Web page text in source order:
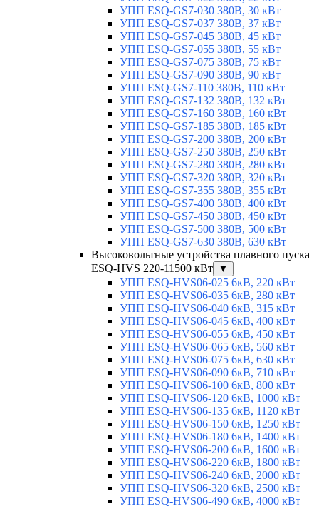
УПП ESQ-GS7-030 380В, 30 кВт
УПП ESQ-GS7-037 380В, 37 кВт
УПП ESQ-GS7-045 380В, 45 кВт
УПП ESQ-GS7-055 380В, 55 кВт
УПП ESQ-GS7-075 380В, 75 кВт
УПП ESQ-GS7-090 380В, 90 кВт
УПП ESQ-GS7-110 380В, 110 кВт
УПП ESQ-GS7-132 380В, 132 кВт
УПП ESQ-GS7-160 380В, 160 кВт
УПП ESQ-GS7-185 380В, 185 кВт
УПП ESQ-GS7-200 380В, 200 кВт
УПП ESQ-GS7-250 380В, 250 кВт
УПП ESQ-GS7-280 380В, 280 кВт
УПП ESQ-GS7-320 380В, 320 кВт
УПП ESQ-GS7-355 380В, 355 кВт
УПП ESQ-GS7-400 380В, 400 кВт
УПП ESQ-GS7-450 380В, 450 кВт
УПП ESQ-GS7-500 380В, 500 кВт
УПП ESQ-GS7-630 380В, 630 кВт
Высоковольтные устройства плавного пуска
ESQ-HVS 220-11500 кВт
▼
УПП ESQ-HVS06-025 6кВ, 220 кВт
УПП ESQ-HVS06-035 6кВ, 280 кВт
УПП ESQ-HVS06-040 6кВ, 315 кВт
УПП ESQ-HVS06-045 6кВ, 400 кВт
УПП ESQ-HVS06-055 6кВ, 450 кВт
УПП ESQ-HVS06-065 6кВ, 560 кВт
УПП ESQ-HVS06-075 6кВ, 630 кВт
УПП ESQ-HVS06-090 6кВ, 710 кВт
УПП ESQ-HVS06-100 6кВ, 800 кВт
УПП ESQ-HVS06-120 6кВ, 1000 кВт
УПП ESQ-HVS06-135 6кВ, 1120 кВт
УПП ESQ-HVS06-150 6кВ, 1250 кВт
УПП ESQ-HVS06-180 6кВ, 1400 кВт
УПП ESQ-HVS06-200 6кВ, 1600 кВт
УПП ESQ-HVS06-220 6кВ, 1800 кВт
УПП ESQ-HVS06-240 6кВ, 2000 кВт
УПП ESQ-HVS06-320 6кВ, 2500 кВт
УПП ESQ-HVS06-490 6кВ, 4000 кВт